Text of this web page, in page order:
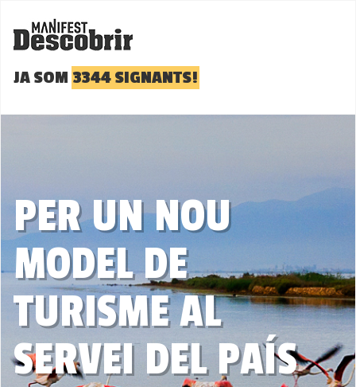
JA SOM 3344 SIGNANTS!
PER UN NOU
MODEL DE
TURISME AL
SERVEI DEL PAÍS